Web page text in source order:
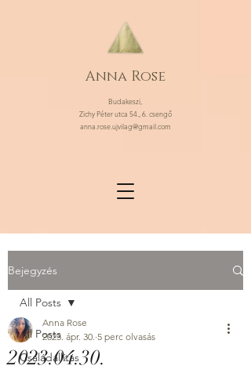
Anna Rose
Budakeszi,
Zichy Péter utca 54., 6. csengő
anna.rose.ujvilag@gmail.com
Bejegyzés
All Posts
Családállítás
All Posts
2023.04.30.
Anna Rose
2023. ápr. 30. 5 perc olvasás